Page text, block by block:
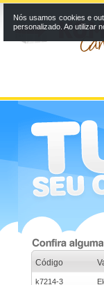
Código
k7214-3
Nós usamos cookies e
personalizado. Ao utilizar